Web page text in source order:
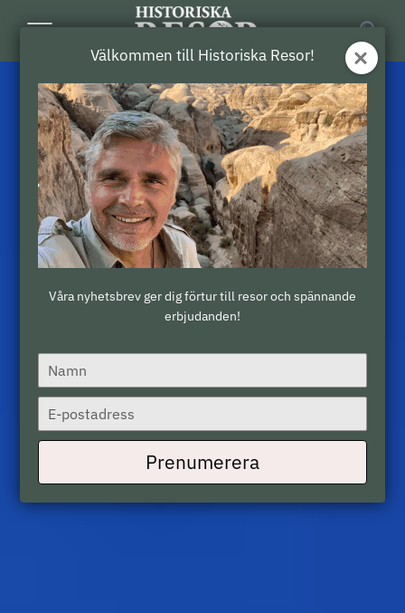
Välkommen till Historiska Resor!
Våra nyhetsbrev ger dig förtur till resor och spännande
erbjudanden!
Type
your
name
Type
your
email
Prenumerera